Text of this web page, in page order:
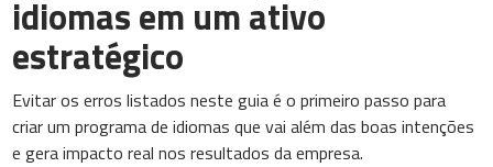
idiomas em um ativo
estratégico
Evitar os erros listados neste guia é o primeiro passo para
criar um programa de idiomas que vai além das boas intenções
e gera impacto real nos resultados da empresa.